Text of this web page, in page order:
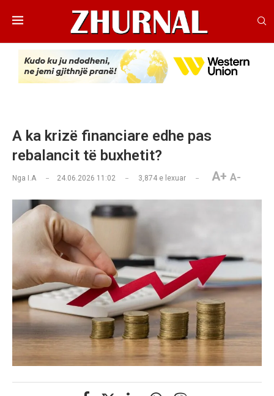
A ka krizë financiare edhe pas
rebalancit të buxhetit?
Nga I.A 24.06.2026 11:02 3,874 e lexuar A+ A-